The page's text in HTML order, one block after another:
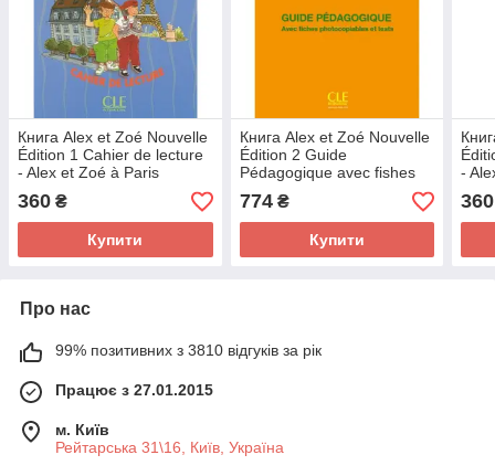
Книга Alex et Zoé Nouvelle
Édition 1 Cahier de lecture
- Alex et Zoé à Paris
International
360 ₴
Купити
Книга Alex et Zoé Nouvelle
Édition 2 Guide
Pédagogique avec fishes
(9782090383355) CLE
International
774₴
Купити
-
360
Про нас
99% позитивних з 3810 відгуків за рік
Працює з 27.01.2015
м. Київ
Рейтарська 31\16, Київ, Україна